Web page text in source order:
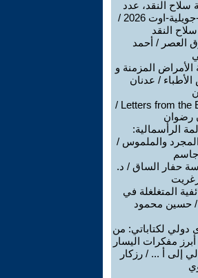
سلاح النقد، عدد
جوان-جويلية-اوت 2026 /
النقد
العصر / أحمد
المزمنة و
الأطباء / عدنان
Letters from the East /
رضوان
الرأسمالية:
والملموس /
حفار الساق / د.
المتغلغلة في
/ حسين محمود
دولي لكتاباتي: من
مفكرات اليسار
إلى أ ... / رزكار